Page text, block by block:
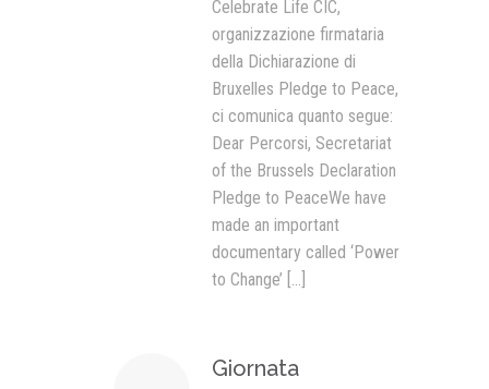
Celebrate Life CIC,
organizzazione firmataria
della Dichiarazione di
Bruxelles Pledge to Peace,
ci comunica quanto segue:
Dear Percorsi, Secretariat
of the Brussels Declaration
Pledge to PeaceWe have
made an important
documentary called ‘Power
to Change’ [...]
Giornata